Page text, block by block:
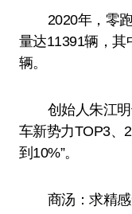
2020年，零
量达11391辆，其
辆。
创始人朱江
车新势力TOP3、
到10%”。
商汤：求精